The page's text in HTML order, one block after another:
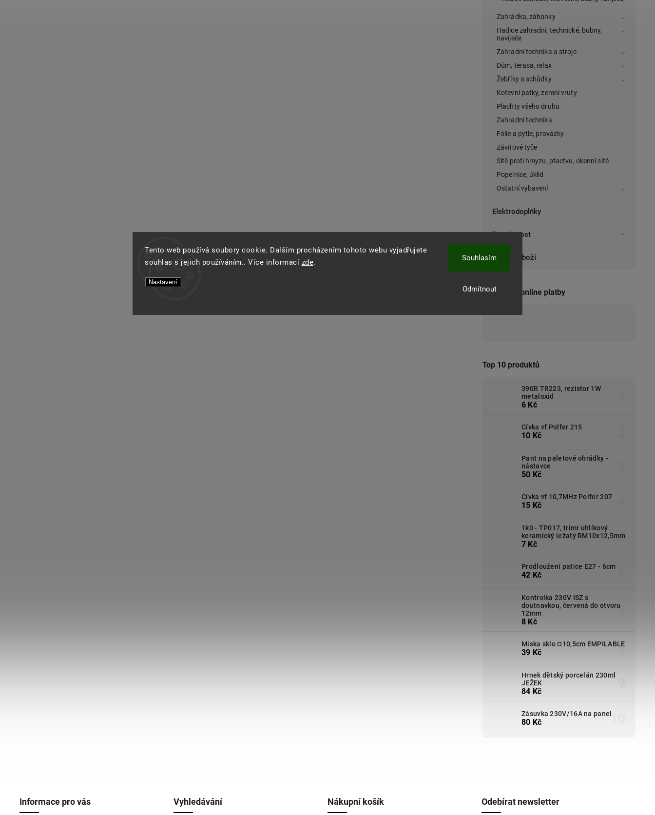
Tento web používá soubory cookie. Dalším procházením tohoto webu vyjadřujete
souhlas s jejich používáním.. Více informací zde.
Nastavení
Odmítnout
Souhlasím
Zahrádka, záhonky
Hadice zahradní, technické, bubny,
navíječe
Zahradní technika a stroje
Dům, terasa, relax
Žebříky a schůdky
Kotevní patky, zemní vruty
Plachty všeho druhu
Zahradní technika
Fólie a pytle, provázky
Závitové tyče
Sítě proti hmyzu, ptactvu, okenní sítě
Popelnice, úklid
Ostatní vybavení
Elektrodoplňky
Domácnost
Ostatní zboží
Přijímáme online platby
Top 10 produktů
390R TR223, rezistor 1W
metaloxid
6 Kč
Cívka vf Polfer 215
10 Kč
Pant na paletové ohrádky -
nástavce
50 Kč
Cívka vf 10,7MHz Polfer 207
15 Kč
1k0 - TP017, trimr uhlíkový
keramický ležatý RM10x12,5mm
7 Kč
Prodloužení patice E27 - 6cm
42 Kč
Kontrolka 230V ISZ s
doutnavkou, červená do otvoru
12mm
8 Kč
Miska sklo ¤10,5cm EMPILABLE
39 Kč
Hrnek dětský porcelán 230ml
JEŽEK
84 Kč
Zásuvka 230V/16A na panel
80 Kč
Informace pro vás Vyhledávání Nákupní košík Odebírat newsletter